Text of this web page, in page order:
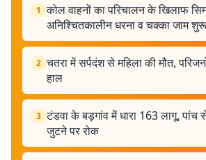
1 कोल वाहनों का परिचालन के खिलाफ
अनिश्चितकालीन धरना व चक्का जाम शुरू
2 चतरा में सर्पदंश से महिला की मौत,
हाल
3 टंडवा के बड़गांव में धारा 163 लागू,
जुटने पर रोक